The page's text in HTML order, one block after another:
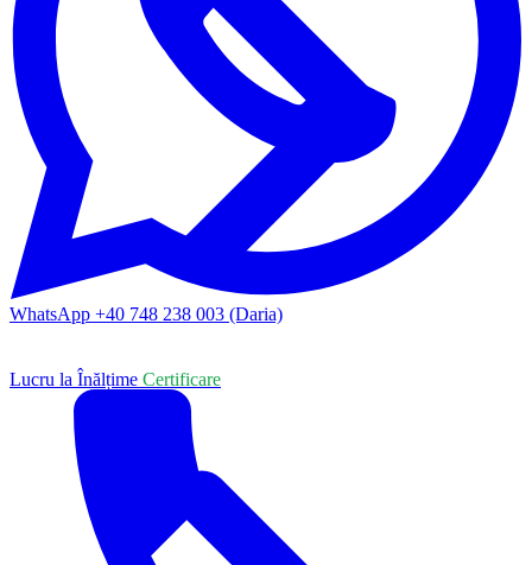
WhatsApp +40 748 238 003 (Daria)
Lucru la Înălțime Certificare